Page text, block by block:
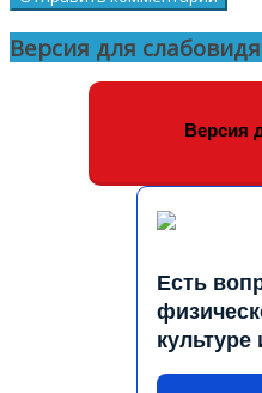
Версия для
Версия
Есть
культуре